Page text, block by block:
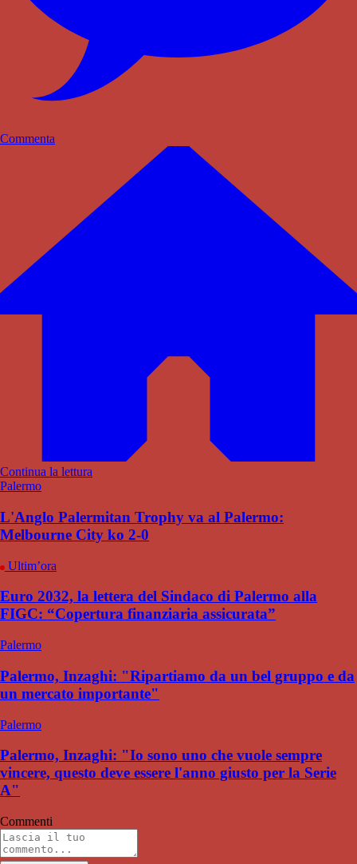
Commenta
Continua la lettura
Palermo
L'Anglo Palermitan Trophy va al Palermo:
Melbourne City ko 2-0
Ultim’ora
Euro 2032, la lettera del Sindaco di Palermo alla
FIGC: “Copertura finanziaria assicurata”
Palermo
Palermo, Inzaghi: "Ripartiamo da un bel gruppo e da
un mercato importante"
Palermo
Palermo, Inzaghi: "Io sono uno che vuole sempre
vincere, questo deve essere l'anno giusto per la Serie
A"
Commenti